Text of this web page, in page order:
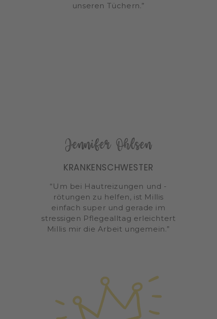
unseren Tüchern.”
Jennifer Ohlsen
KRANKENSCHWESTER
“Um bei Hautreizungen und -
rötungen zu helfen, ist Millis
einfach super und gerade im
stressigen Pflegealltag erleichtert
Millis mir die Arbeit ungemein.”